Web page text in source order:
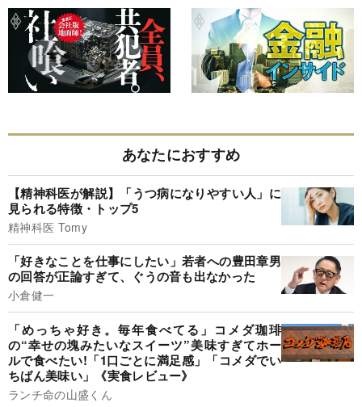
あなたにおすすめ
【精神科医が解説】「うつ病になりやすい人」に
見られる特徴・トップ5
精神科医 Tomy
「好きなことを仕事にしたい」若者への豊田章男
の回答が正論すぎて、ぐうの音も出なかった
小倉健一
「めっちゃ好き。毎年食べてる」コメダ珈琲
の“幸せの塊みたいなスイーツ”美味すぎてホー
ルで食べたい!「1口ごとに満足感」「コメダでい
ちばん美味い」《実食レビュー》
ランチ命の山盛くん